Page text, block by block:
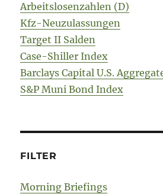
Arbeitslosenzahlen (D)
Kfz-Neuzulassungen
Target II Salden
Case-Shiller Index
Barclays Capital U.S.
S&P Muni Bond Index
FILTER
Morning Briefings